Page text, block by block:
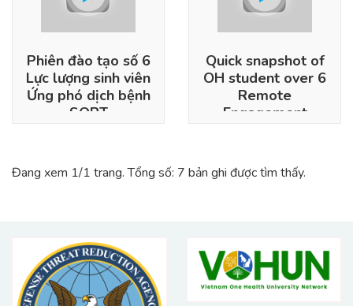
Phiên đào tạo số 6
Lực lượng sinh viên
Ứng phó dịch bệnh
SORT
Quick snapshot of
OH student over 6
Remote
Engagement
2020
Đang xem 1/1 trang. Tổng số: 7 bản ghi được tìm thấy.